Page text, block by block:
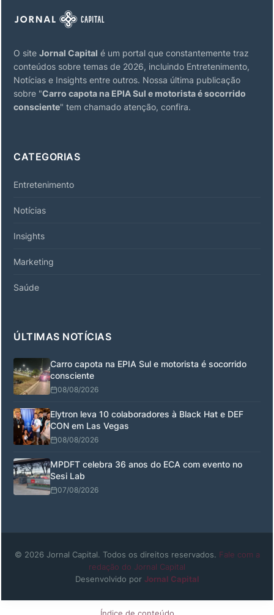
O site Jornal Capital é um portal que constantemente traz
conteúdos sobre temas de 2026, incluindo Entretenimento,
Notícias e Insights entre outros. Nossa última publicação
sobre "Carro capota na EPIA Sul e motorista é socorrido
consciente" tem chamado atenção, confira.
CATEGORIAS
Entretenimento
Notícias
Insights
Marketing
Saúde
ÚLTIMAS NOTÍCIAS
Carro capota na EPIA Sul e motorista é socorrido
consciente
08/08/2026
Elytron leva 10 colaboradores à Black Hat e DEF
CON em Las Vegas
08/08/2026
MPDFT celebra 36 anos do ECA com evento no
Sesi Lab
07/08/2026
© 2026 Jornal Capital. Todos os direitos reservados. Fale com a
redação do Jornal Capital
Desenvolvido por Jornal Capital